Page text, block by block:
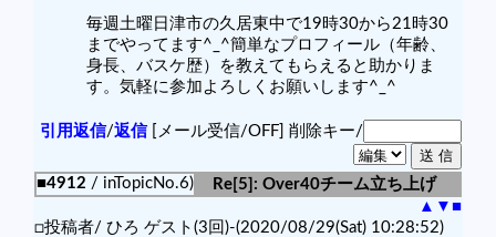
毎週土曜日津市の久居東中で19時30から21時30
までやってます^_^簡単なプロフィール（年齢、
身長、バスケ歴）を教えてもらえると助かりま
す。気軽に参加よろしくお願いします^_^
引用返信/返信[メール受信/OFF] 削除キー/
■4912 / inTopicNo.6)
Re[5]: Over40チーム立ち上げ
▲ ▼ ■
□投稿者/ ひろ ゲスト(3回)-(2020/08/29(Sat) 10:28:52)